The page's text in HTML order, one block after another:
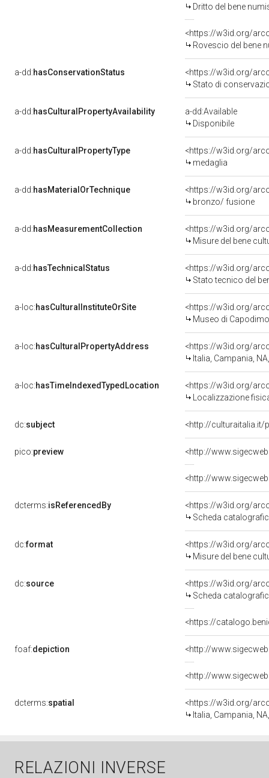
Dritto del bene
<https://w3id.org/
Rovescio del bene
a-dd:hasConservationStatus
<https://w3id.org/
Stato di
a-dd:hasCulturalPropertyAvailability
a-dd:Available
Disponibile
a-dd:hasCulturalPropertyType
<https://w3id.org/
medaglia
a-dd:hasMaterialOrTechnique
<https://w3id.org/
bronzo/ fusione
a-dd:hasMeasurementCollection
<https://w3id.org/
Misure del bene
a-dd:hasTechnicalStatus
<https://w3id.org/
Stato tecnico del
a-loc:hasCulturalInstituteOrSite
<https://w3id.org/
Museo di
a-loc:hasCulturalPropertyAddress
<https://w3id.org/
Italia, Campania,
a-loc:hasTimeIndexedTypedLocation
<https://w3id.org/
Localizzazione
dc:subject <http://culturaitalia.it/
pico:preview <http://
<http://
dcterms:isReferencedBy
<https://w3id.org/
Scheda
dc:format
<https://w3id.org/
Misure del bene
dc:source
<https://w3id.org/
Scheda
<https://
foaf:depiction <http://
<http://
dcterms:spatial
<https://w3id.org/
Italia, Campania,
RELAZIONI INVERSE